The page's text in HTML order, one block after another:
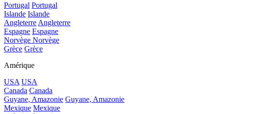
Portugal Portugal
Islande Islande
Angleterre Angleterre
Espagne Espagne
Norvège Norvège
Grèce Grèce
Amérique
USA USA
Canada Canada
Guyane, Amazonie Guyane, Amazonie
Mexique Mexique